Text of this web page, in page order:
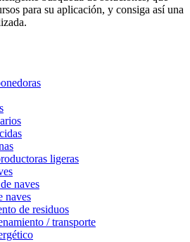
para su aplicación, y consiga así una
ligeras
naves
naves
de residuos
/ transporte